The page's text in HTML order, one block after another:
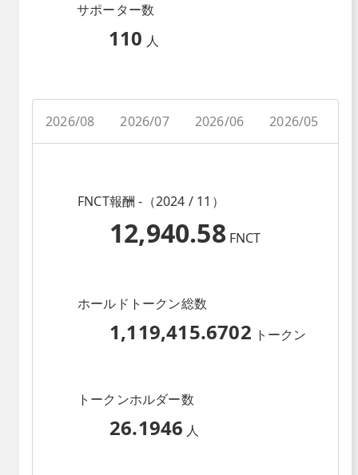
サポーター数
110 人
2026/08 2026/07 2026/06 2026/05
FNCT報酬 -（2024 / 11）
12,940.58 FNCT
ホールドトークン総数
1,119,415.6702 トークン
トークンホルダー数
26.1946 人